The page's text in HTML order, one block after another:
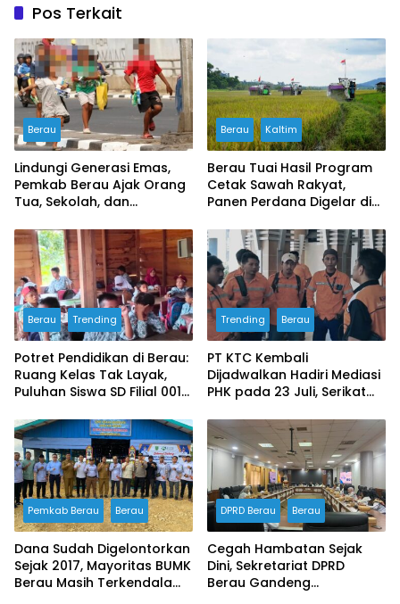
Pos Terkait
Berau
Lindungi Generasi Emas,
Pemkab Berau Ajak Orang
Tua, Sekolah, dan
Ruang Aman bagi Anak
Berau Kaltim
Berau Tuai Hasil Program
Cetak Sawah Rakyat,
Panen Perdana Digelar di
Berau Trending
Potret Pendidikan di Berau:
Ruang Kelas Tak Layak,
Puluhan Siswa SD Filial 001
Bangunan Darurat
Trending Berau
PT KTC Kembali
Dijadwalkan Hadiri Mediasi
PHK pada 23 Juli, Serikat
Besar Jika Manajemen
Mangkir Lagi
Pemkab Berau Berau
Dana Sudah Digelontorkan
Sejak 2017, Mayoritas BUMK
Berau Masih Terkendala
DPRD Berau Berau
Cegah Hambatan Sejak
Dini, Sekretariat DPRD
Berau Gandeng